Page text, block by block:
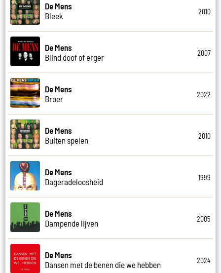
De Mens
Bleek
2010
De Mens
Blind doof of erger
2007
De Mens
Broer
2022
De Mens
Buiten spelen
2010
De Mens
Dageradeloosheid
1999
De Mens
Dampende lijven
2005
De Mens
Dansen met de benen die we hebben
2024